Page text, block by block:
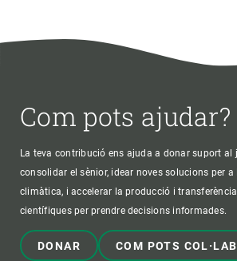
Com pots ajudar?
La teva contribució ens ajuda a donar suport al
consolidar el sènior, idear noves solucions per a
climàtica, i accelerar la producció i transferència
científiques per prendre decisions informades.
DONAR COM POTS